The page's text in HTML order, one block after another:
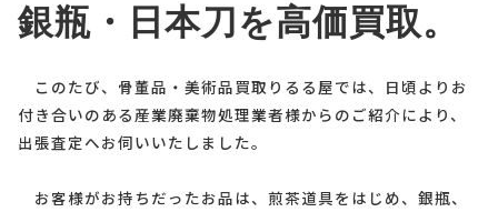
銀瓶・日本刀を高価買取。
このたび、骨董品・美術品買取りるる屋では、日頃よりお
付き合いのある産業廃棄物処理業者様からのご紹介により、
出張査定へお伺いいたしました。
お客様がお持ちだったお品は、煎茶道具をはじめ、銀瓶、